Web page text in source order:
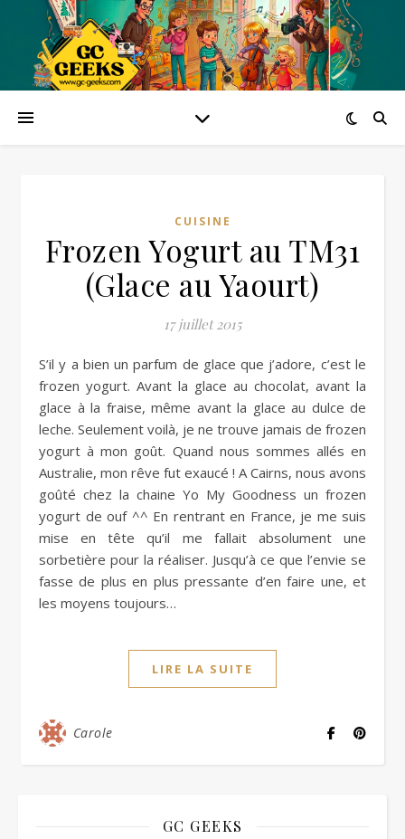
CUISINE
Frozen Yogurt au TM31
(Glace au Yaourt)
17 juillet 2015
S’il y a bien un parfum de glace que j’adore, c’est le
frozen yogurt. Avant la glace au chocolat, avant la
glace à la fraise, même avant la glace au dulce de
leche. Seulement voilà, je ne trouve jamais de frozen
yogurt à mon goût. Quand nous sommes allés en
Australie, mon rêve fut exaucé ! A Cairns, nous avons
goûté chez la chaine Yo My Goodness un frozen
yogurt de ouf ^^ En rentrant en France, je me suis
mise en tête qu’il me fallait absolument une
sorbetière pour la réaliser. Jusqu’à ce que l’envie se
fasse de plus en plus pressante d’en faire une, et
les moyens toujours…
LIRE LA SUITE
Carole
GC GEEKS